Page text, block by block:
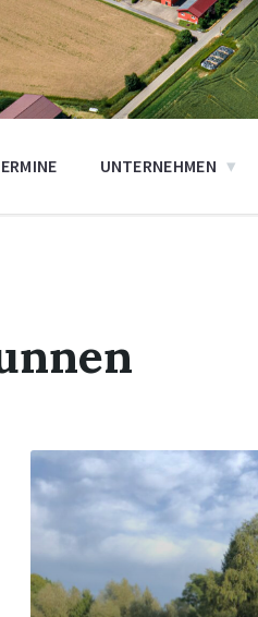
UNTERNEHMEN
Mehr
erfahren